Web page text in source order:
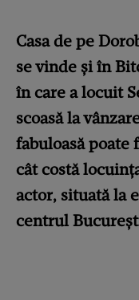
Casa de pe
se vinde și în
în care a locuit
scoasă la
fabuloasă
cât costă
actor, situată la
centrul